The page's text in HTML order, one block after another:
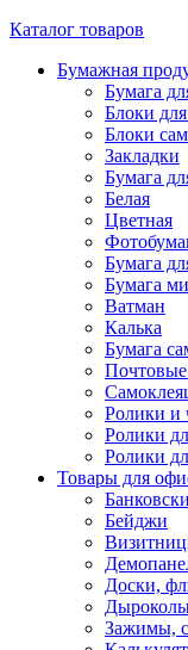
Каталог товаров
Бумажная
Бумага
Блоки
Блоки
Закладки
Бумага
Белая
Цветная
Бумага
Бумага
Ватман
Калька
Бумага
Ролики и
Ролики
Ролики
Товары для
Бейджи
Доски,
Зажимы,